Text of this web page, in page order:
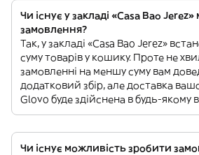
Чи існує у закладі «Casa Bao
замовлення?
Так, у закладі «Casa Bao Jerez»
суму товарів у кошику. Проте не
замовленні на меншу суму вам
додатковий збір, але доставка
Glovo буде здійснена в будь-якому
Чи існує можливість зробити